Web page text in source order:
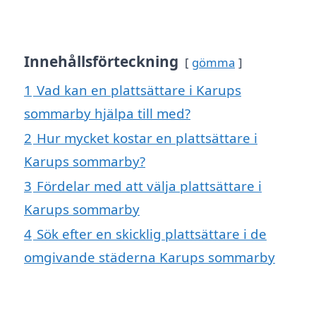
Innehållsförteckning gömma
1 Vad kan en plattsättare i Karups
sommarby hjälpa till med?
2 Hur mycket kostar en plattsättare i
Karups sommarby?
3 Fördelar med att välja plattsättare i
Karups sommarby
4 Sök efter en skicklig plattsättare i de
omgivande städerna Karups sommarby